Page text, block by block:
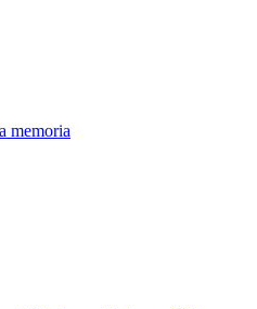
memoria